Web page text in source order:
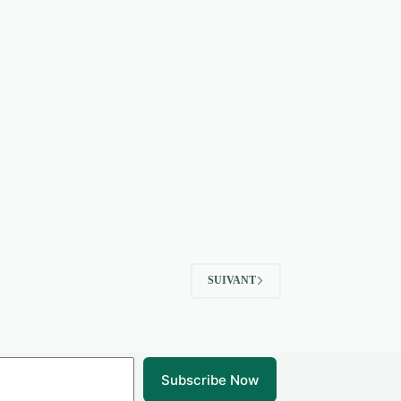
SUIVANT
Subscribe Now